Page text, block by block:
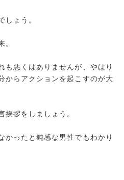
しょう。
。
も悪くはありませんが、やはり
からアクションを起こすのが大
挨拶をしましょう。
かったと鈍感な男性でもわかり